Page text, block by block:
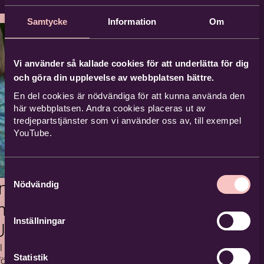
Samtycke Information Om
Vi använder så kallade cookies för att underlätta för dig
och göra din upplevelse av webbplatsen bättre.
En del cookies är nödvändiga för att kunna använda den
här webbplatsen. Andra cookies placeras ut av
tredjepartstjänster som vi använder oss av, till exempel
YouTube.
Samtyckesval
Nödvändig
Inställningar
Statistik
Umeås
dig som går i